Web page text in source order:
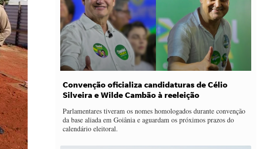
Convenção oficializa candidaturas de Célio
Silveira e Wilde Cambão à reeleição
Parlamentares tiveram os nomes homologados durante convenção
da base aliada em Goiânia e aguardam os próximos prazos do
calendário eleitoral.